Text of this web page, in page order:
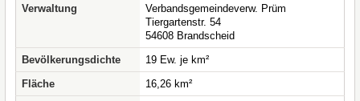
Verwaltung
Verbandsgemeindeverw. Prüm
Tiergartenstr. 54
54608 Brandscheid
Bevölkerungsdichte
19 Ew. je km²
Fläche
16,26 km²